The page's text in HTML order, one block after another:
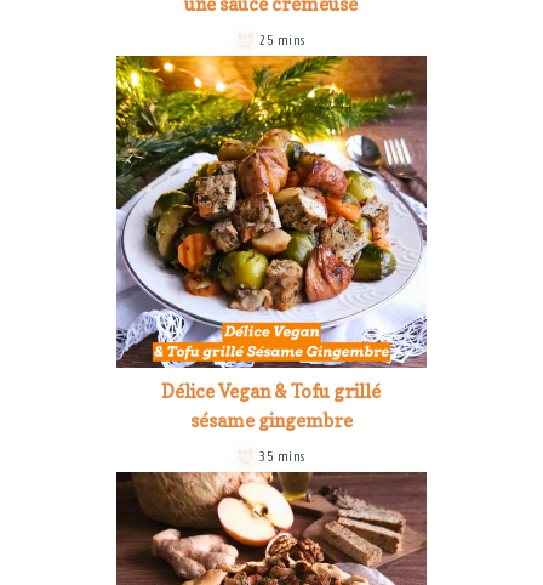
25 mins
Délice Vegan & Tofu grillé
sésame gingembre
35 mins